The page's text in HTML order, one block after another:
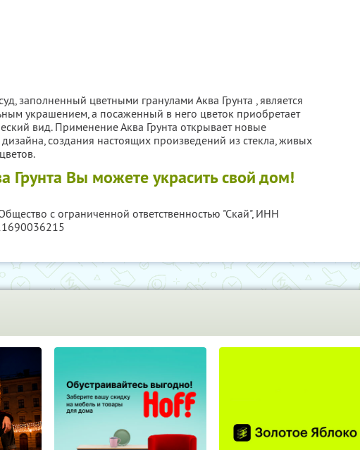
заполненный цветными гранулами Аква Грунта , является
украшением, а посаженный в него цветок приобретает
вид. Применение Аква Грунта открывает новые
создания настоящих произведений из стекла, живых
Грунта Вы можете украсить свой дом!
с ограниченной ответственностью "Скай", ИНН